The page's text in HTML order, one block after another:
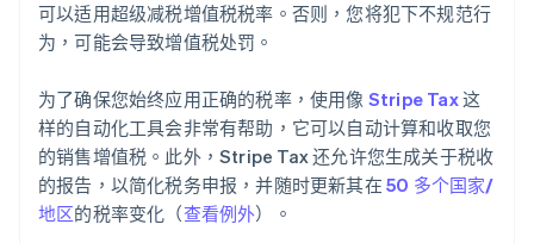
可以适用超级减税增值税税率。否则，您将犯下不规范行
为，可能会导致增值税处罚。
为了确保您始终应用正确的税率，使用像 Stripe Tax这
样的自动化工具会非常有帮助，它可以自动计算和收取您
的销售增值税。此外，Stripe Tax 还允许您生成关于税收
的报告，以简化税务申报，并随时更新其在 50 多个国家/
地区的税率变化（查看例外）。